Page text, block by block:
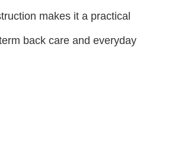
makes it a practical
back care and everyday